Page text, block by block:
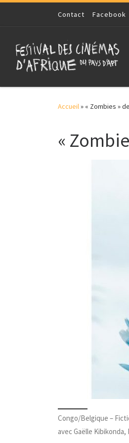
Skip to contentContact Facebook
Accueil» « Zombies »
«
Congo/Belgique –
avec Gaëlle Kibikonda,